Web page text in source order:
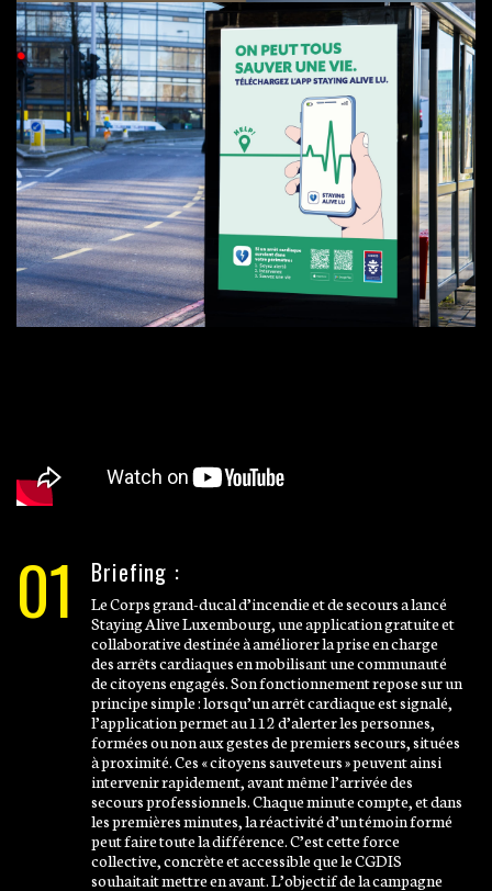
01 Briefing :
Le Corps grand-ducal d’incendie et de secours a lancé
Staying Alive Luxembourg, une application gratuite et
collaborative destinée à améliorer la prise en charge
des arrêts cardiaques en mobilisant une communauté
de citoyens engagés. Son fonctionnement repose sur un
principe simple : lorsqu’un arrêt cardiaque est signalé,
l’application permet au 112 d’alerter les personnes,
formées ou non aux gestes de premiers secours, situées
à proximité. Ces « citoyens sauveteurs » peuvent ainsi
intervenir rapidement, avant même l’arrivée des
secours professionnels. Chaque minute compte, et dans
les premières minutes, la réactivité d’un témoin formé
peut faire toute la différence. C’est cette force
collective, concrète et accessible que le CGDIS
souhaitait mettre en avant. L’objectif de la campagne